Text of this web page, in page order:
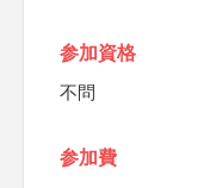
参加資格
不問
参加費